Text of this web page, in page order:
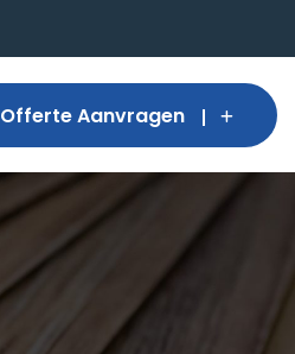
Offerte Aanvragen